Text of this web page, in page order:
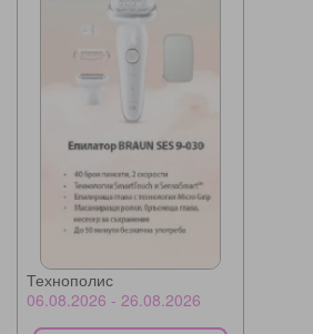
Технополис
06.08.2026 - 26.08.2026